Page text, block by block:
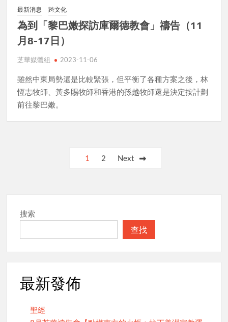
最新消息 跨文化
為到「黎巴嫩探訪庫爾德教會」禱告（11
月8-17日）
芝華媒體組 2023-11-06
雖然中東局勢還是比較緊張，但平衡了各種方案之後，林
恆志牧師、黃多賜牧師和香港的孫越牧師還是決定按計劃
前往黎巴嫩。
1 2 Next
搜索
查找
最新發佈
聖經